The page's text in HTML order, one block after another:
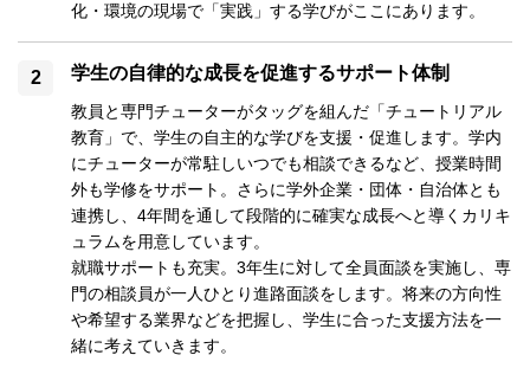
化・環境の現場で「実践」する学びがここにあります。
学生の自律的な成長を促進するサポート体制
教員と専門チューターがタッグを組んだ「チュートリアル
教育」で、学生の自主的な学びを支援・促進します。学内
にチューターが常駐しいつでも相談できるなど、授業時間
外も学修をサポート。さらに学外企業・団体・自治体とも
連携し、4年間を通して段階的に確実な成長へと導くカリキ
ュラムを用意しています。
就職サポートも充実。3年生に対して全員面談を実施し、専
門の相談員が一人ひとり進路面談をします。将来の方向性
や希望する業界などを把握し、学生に合った支援方法を一
緒に考えていきます。